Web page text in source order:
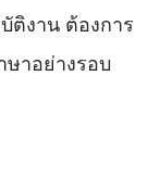
ติงาน ต้องการ
าอย่างรอบ